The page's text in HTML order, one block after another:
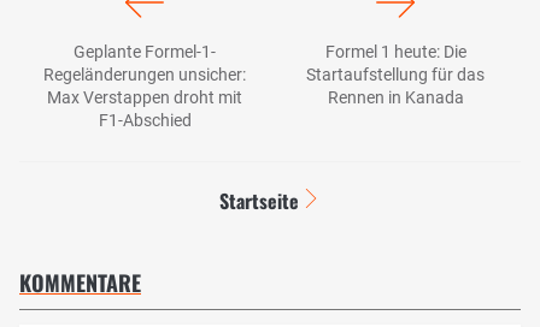
Geplante Formel-1-
Regeländerungen unsicher:
Max Verstappen droht mit
F1-Abschied
Formel 1 heute: Die
Startaufstellung für das
Rennen in Kanada
Startseite
KOMMENTARE